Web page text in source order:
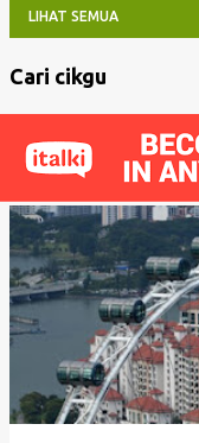
LIHAT SEMUA
a
a
n
Cari cikgu